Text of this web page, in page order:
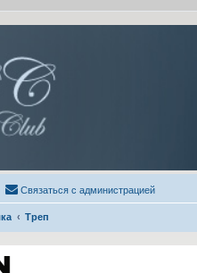
Связаться с администрацией
Треп